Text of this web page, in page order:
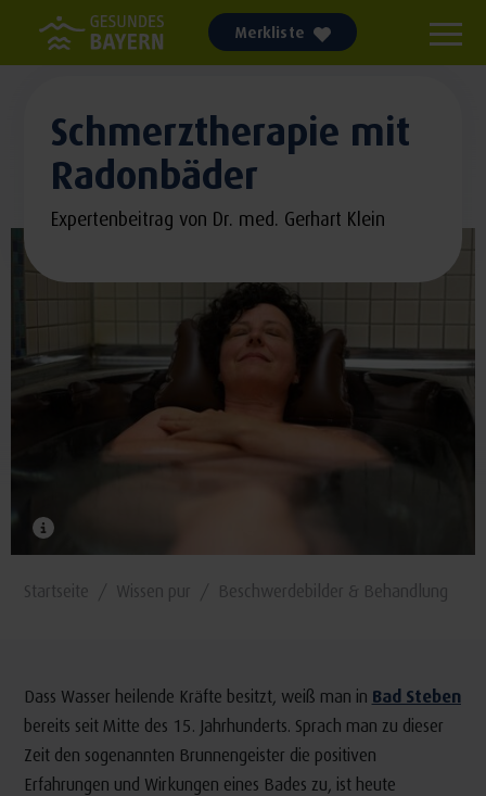
Merkliste
Schmerztherapie mit
Radonbäder
Expertenbeitrag von Dr. med. Gerhart Klein
Startseite Wissen pur Beschwerdebilder & Behandlung
Dass Wasser heilende Kräfte besitzt, weiß man in Bad Steben
bereits seit Mitte des 15. Jahrhunderts. Sprach man zu dieser
Zeit den sogenannten Brunnengeister die positiven
Erfahrungen und Wirkungen eines Bades zu, ist heute